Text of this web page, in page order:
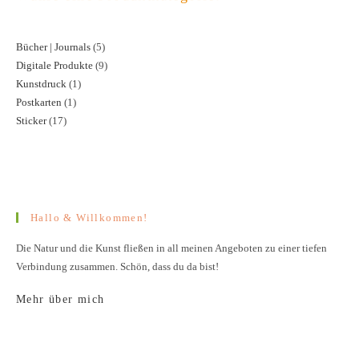
Bücher | Journals 55
Produkte
Digitale Produkte 99
Kunstdruck 1 1
Postkarten 1 1
Sticker 1717
Hallo & Willkommen!
Die Natur und die Kunst fließen in all meinen Angeboten zu einer tiefen
Verbindung zusammen. Schön, dass du da bist!
Mehr über mich